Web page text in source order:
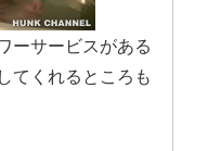
ーサービスがある
てくれるところも